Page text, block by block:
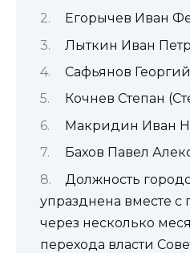
Егорычев Иван
Лыткин Иван
Сафьянов
Кочнев Степан
Макридин Иван
Бахов Павел
Должность
упразднена вместе
через несколько
перехода власти